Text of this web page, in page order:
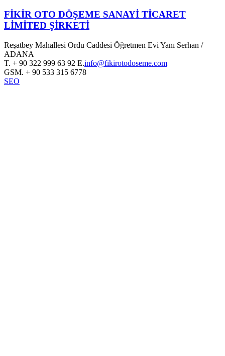
FİKİR OTO DÖŞEME SANAYİ TİCARET
LİMİTED ŞİRKETİ
Reşatbey Mahallesi Ordu Caddesi Öğretmen Evi Yanı Serhan /
ADANA
T. + 90 322 999 63 92 E.info@fikirotodoseme.com
GSM. + 90 533 315 6778
SEO